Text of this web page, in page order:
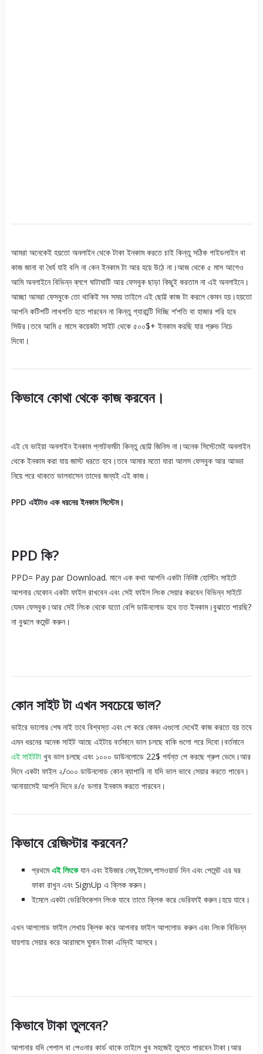
আমরা অনেকেই হয়তো অনলাইন থেকে টাকা ইনকাম করতে চাই কিন্তু সঠিক গাইডলাইন বা
কাজ জানা বা ধৈর্য যাই বলি না কেন ইনকাম টা আর হয়ে উঠে না।আজ থেকে ৫ মাস আগেও
আমি অনলাইনে বিভিন্ন ব্লগে ঘাটাঘাটি আর ফেসবুক ছাড়া কিছুই করতাম না এই অনলাইনে।
আচ্ছা আমরা ফেসবুকে তো থাকিই সব সময় তাইলে এই ছোট্ট কাজ টা করলে কেমন হয়।হয়তো
আপনি কটিপটি লাখপতি হতে পারবেন না কিন্তু গ্যারান্টি দিচ্ছি শ’পতি বা হাজার পরি হবে
সিউর।তবে আমি ৫ মাসে কয়েকটা সাইট থেকে ৫০০$+ ইনকাম করছি যার প্রুভ নিচে
দিবো।
কিভাবে কোথা থেকে কাজ করবেন।
এই যে ভাইয়া অনলাইন ইনকাম প্লাটফর্মটা কিন্তু ছোট্ট জিনিস না।অনেক সিস্টেমেই অনলাইন
থেকে ইনকাম করা যায় জাস্ট ধরতে হবে।তবে আমার মতো যারা আলস ফেসবুক আর আড্ডা
নিয়ে পরে থাকতে ভালবাসেন তাদের জন্যই এই কাজ।
PPD এইটাও এক ধরনের ইনকাম সিস্টেম।
PPD কি?
PPD= Pay par Download. মানে এক কথা আপনি একটা নিদিষ্ট হোস্টিং সাইটে
আপনার যেকোন একটা ফাইল রাখবেন এবং সেই ফাইল লিংক সেয়ার করবেন বিভিন্ন সাইটে
যেমন ফেসবুক।আর সেই লিংক থেকে যতো বেশি ডাউনলোড হবে তত ইনকাম।বুঝাতে পারছি?
না বুঝলে কমেন্ট করুন।
কোন সাইট টা এখন সবচেয়ে ভাল?
ভাইরে ভালোর শেষ নাই তবে বিশ্বস্ত এবং পে করে কেমন এগুলো দেখেই কাজ করতে হয় তবে
এমন ধরনের অনেক সাইট আছে এইটায় বর্তমানে ভাল চলছে বাকি গুলো পরে দিবো।বর্তমানে
এই সাইটটাখুব ভাল চলছে এবং ১০০০ ডাউনলোডে 22$ পর্যন্ত পে করছে গ্রুপ ভেদে।আর
দিনে একটা ফাইল ২/৩০০ ডাউনলোড কোন ব্যাপারি না যদি ভাল ভাবে সেয়ার করতে পারেন।
আনায়াসেই আপনি দিনে ৪/৫ ডলার ইনকাম করতে পারবেন।
কিভাবে রেজিস্টার করবেন?
প্রথমেএই লিংকেযান এবং ইউজার নেম,ইমেল,পাসওয়ার্ড দিন এবং পেমেন্ট এর ঘর
ফাকা রাখুন এবং SignUp এ ক্লিক করুন।
ইমেলে একটা ভেরিফিকেশন লিংক যাবে তাতে ক্লিক করে ভেরিফাই করুন।হয়ে যাবে।
এখন আপলোড ফাইল লেখায় ক্লিক করে আপনার ফাইল আপলোড করুন এবং লিংক বিভিন্ন
যায়গায় সেয়ার করে আরামসে ঘুমান টাকা এম্নিই আসবে।
কিভাবে টাকা তুলবেন?
আপানার যদি পেপাল বা পেওনার কার্ড থাকে তাইলে খুব সহজেই তুলতে পারবেন টাকা।আর